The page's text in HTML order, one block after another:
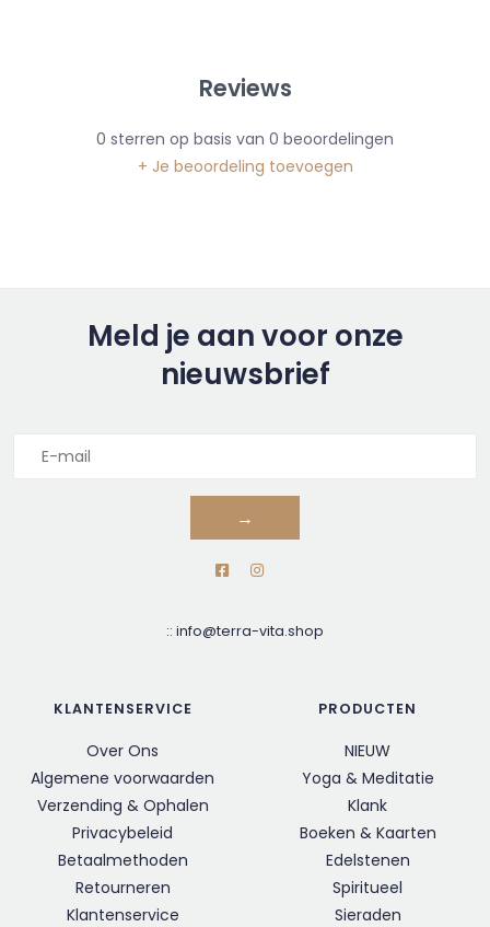
Reviews
0 sterren op basis van 0 beoordelingen
+ Je beoordeling toevoegen
Meld je aan voor onze
nieuwsbrief
→
:: info@terra-vita.shop
KLANTENSERVICE
Over Ons
Algemene voorwaarden
Verzending & Ophalen
Privacybeleid
Betaalmethoden
Retourneren
Klantenservice
PRODUCTEN
NIEUW
Yoga & Meditatie
Klank
Boeken & Kaarten
Edelstenen
Spiritueel
Sieraden